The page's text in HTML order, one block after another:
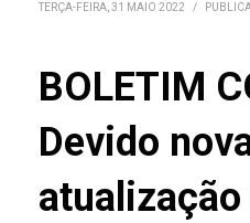
TERÇA-FEIRA, 31 MAIO 2022 /
BOLETIM
Devido